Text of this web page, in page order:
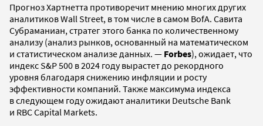
Прогноз Хартнетта противоречит мнению многих других
аналитиков Wall Street, в том числе в самом BofA. Савита
Субраманиан, стратег этого банка по количественному
анализу (анализ рынков, основанный на математическом
и статистическом анализе данных. — Forbes), ожидает, что
индекс S&P 500 в 2024 году вырастет до рекордного
уровня благодаря снижению инфляции и росту
эффективности компаний. Также максимума индекса
в следующем году ожидают аналитики Deutsche Bank
и RBC Capital Markets.